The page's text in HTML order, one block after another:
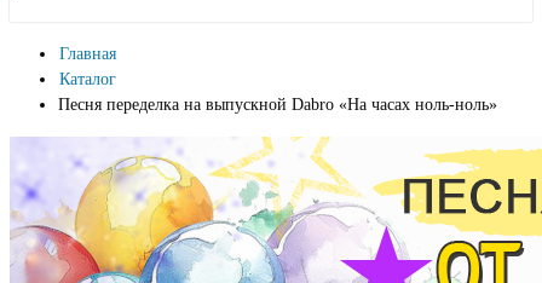
Главная
Каталог
Песня переделка на выпускной Dabro «На часах ноль-ноль»